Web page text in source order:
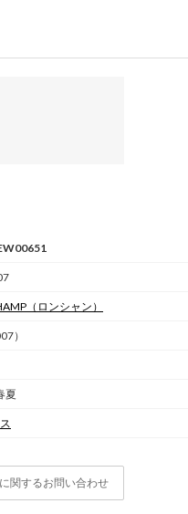
（ロンシャン）
）
夏
関するお問い合わせ